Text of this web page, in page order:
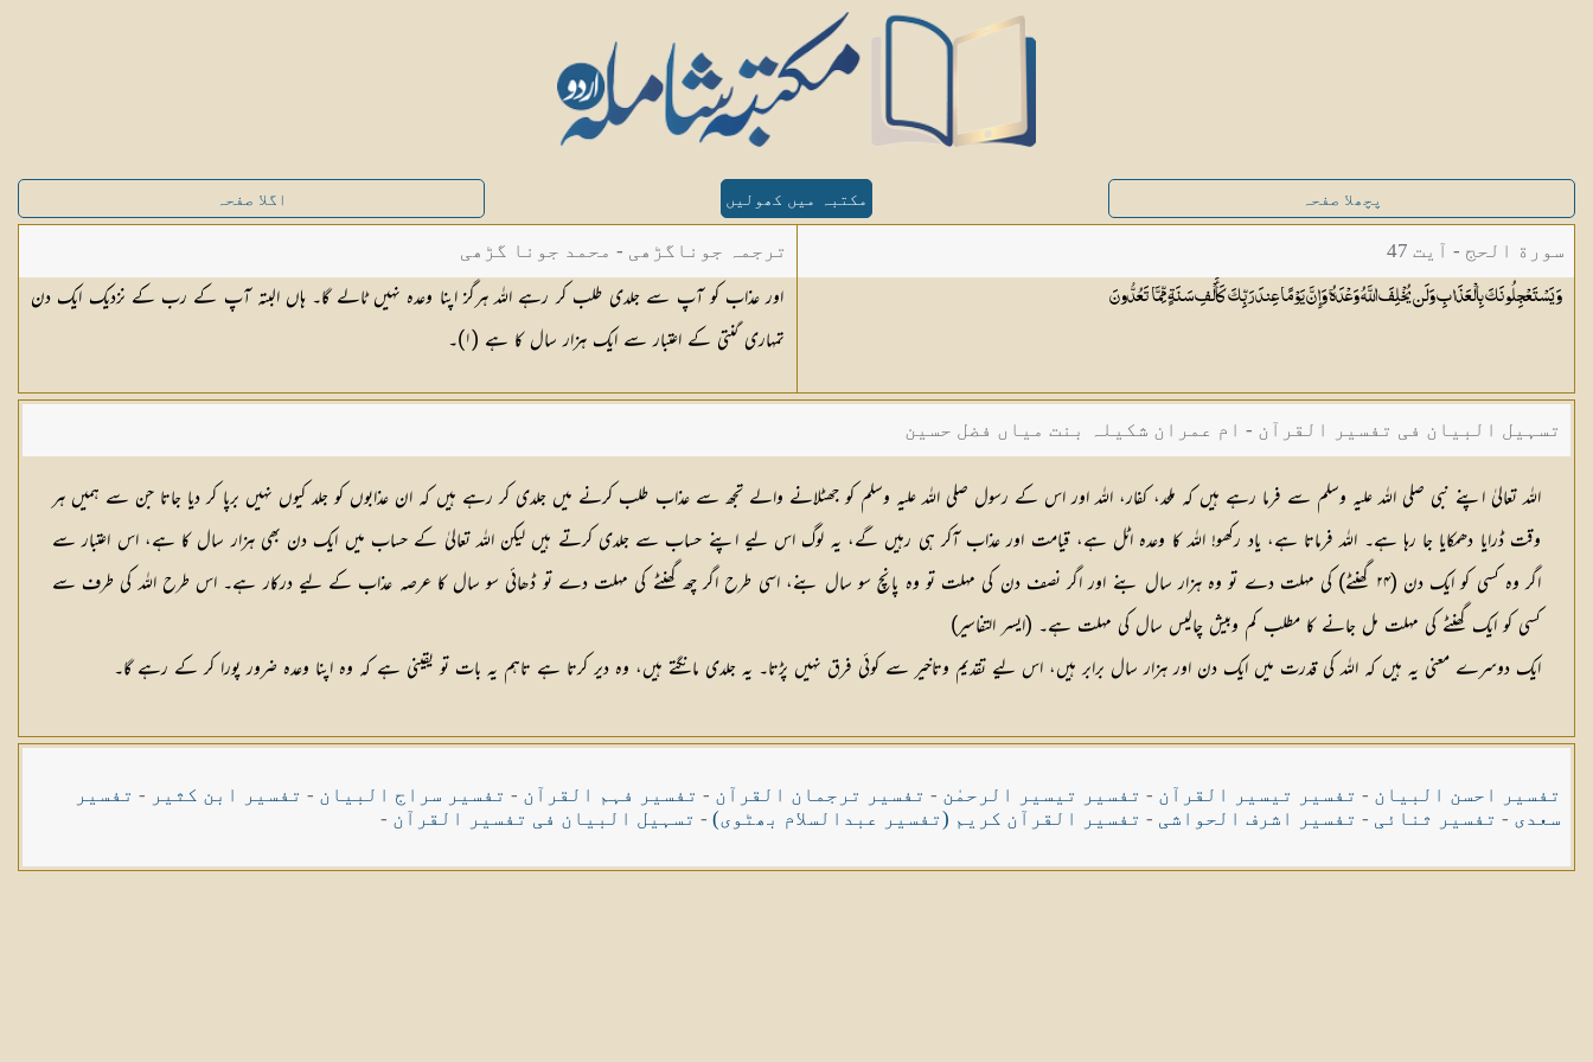
پچھلا صفحہ مکتبہ میں کھولیں اگلا صفحہ
سورة الحج - آیت 47
وَيَسْتَعْجِلُونَكَ بِالْعَذَابِ وَلَن يُخْلِفَ اللَّهُ وَعْدَهُ ۚ وَإِنَّ يَوْمًا عِندَ رَبِّكَ كَأَلْفِ سَنَةٍ مِّمَّاتَعُدُّونَ
ترجمہ جوناگڑھی - محمد جونا گڑھی
اور عذاب کو آپ سے جلدی طلب کر رہے اللہ ہرگز اپنا وعدہ نہیں ٹالے گا۔ ہاں البتہ آپ کے رب کے نزدیک ایک دن
تمہاری گنتی کے اعتبار سے ایک ہزار سال کا ہے (١)۔
تسہیل البیان فی تفسیر القرآن - ام عمران شکیلہ بنت میاں فضل حسین
اللہ تعالیٰ اپنے نبی صلی اللہ علیہ وسلم سے فرما رہے ہیں کہ ملحد، کفار، اللہ اور اس کے رسول صلی اللہ علیہ وسلم کو جھٹلانے والے تجھ سے عذاب طلب کرنے میں جلدی کر رہے ہیں کہ ان عذابوں کو جلد کیوں نہیں برپا کر دیا جاتا جن سے ہمیں ہر
وقت ڈرایا دھمکایا جا رہا ہے۔ اللہ فرماتا ہے، یاد رکھو! اللہ کا وعدہ اٹل ہے، قیامت اور عذاب آکر ہی رہیں گے، یہ لوگ اس لیے اپنے حساب سے جلدی کرتے ہیں لیکن اللہ تعالیٰ کے حساب میں ایک دن بھی ہزار سال کا ہے، اس اعتبار سے
اگر وہ کسی کو ایک دن (۲۴ گھنٹے) کی مہلت دے تو وہ ہزار سال بنے اور اگر نصف دن کی مہلت تو وہ پانچ سو سال بنے، اسی طرح اگر چھ گھنٹے کی مہلت دے تو ڈھائی سو سال کا عرصہ عذاب کے لیے درکار ہے۔ اس طرح اللہ کی طرف سے
کسی کو ایک گھنٹے کی مہلت مل جانے کا مطلب کم وبیش چالیس سال کی مہلت ہے۔ (ایسر التفاسیر)
ایک دوسرے معنی یہ ہیں کہ اللہ کی قدرت میں ایک دن اور ہزار سال برابر ہیں، اس لیے تقدیم وتاخیر سے کوئی فرق نہیں پڑتا۔ یہ جلدی مانگتے ہیں، وہ دیر کرتا ہے تاہم یہ بات تو یقینی ہے کہ وہ اپنا وعدہ ضرور پورا کر کے رہے گا۔
تفسیر احسن البیان - تفسیر تیسیر القرآن - تفسیر تیسیر الرحمٰن - تفسیر ترجمان القرآن - تفسیر فہم القرآن - تفسیر سراج البیان - تفسیر ابن کثیر - تفسیر
سعدی - تفسیر ثنائی - تفسیر اشرف الحواشی - تفسیر القرآن کریم (تفسیر عبدالسلام بھٹوی) - تسہیل البیان فی تفسیر القرآن -